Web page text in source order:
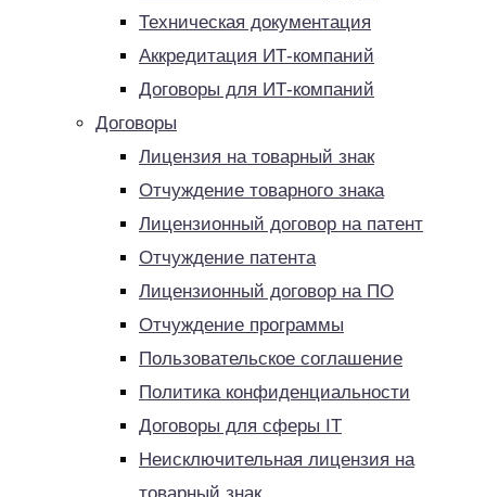
Техническая документация
Аккредитация ИТ-компаний
Договоры для ИТ-компаний
Договоры
Лицензия на товарный знак
Отчуждение товарного знака
Лицензионный договор на патент
Отчуждение патента
Лицензионный договор на ПО
Отчуждение программы
Пользовательское соглашение
Политика конфиденциальности
Договоры для сферы IT
Неисключительная лицензия на